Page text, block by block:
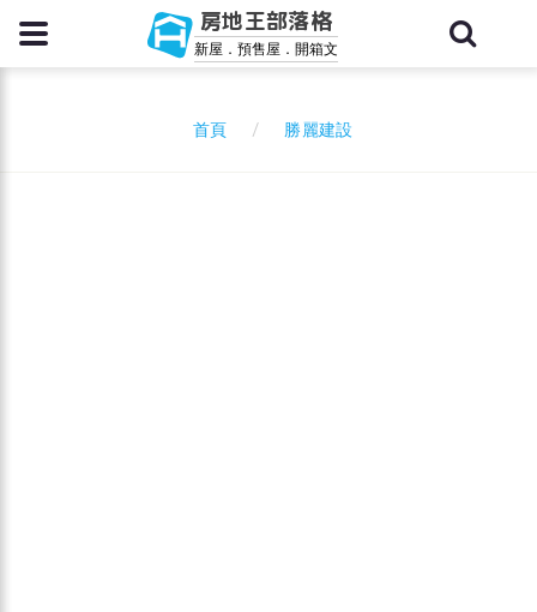
房地王部落格
新屋．預售屋．開箱文
首頁 勝麗建設